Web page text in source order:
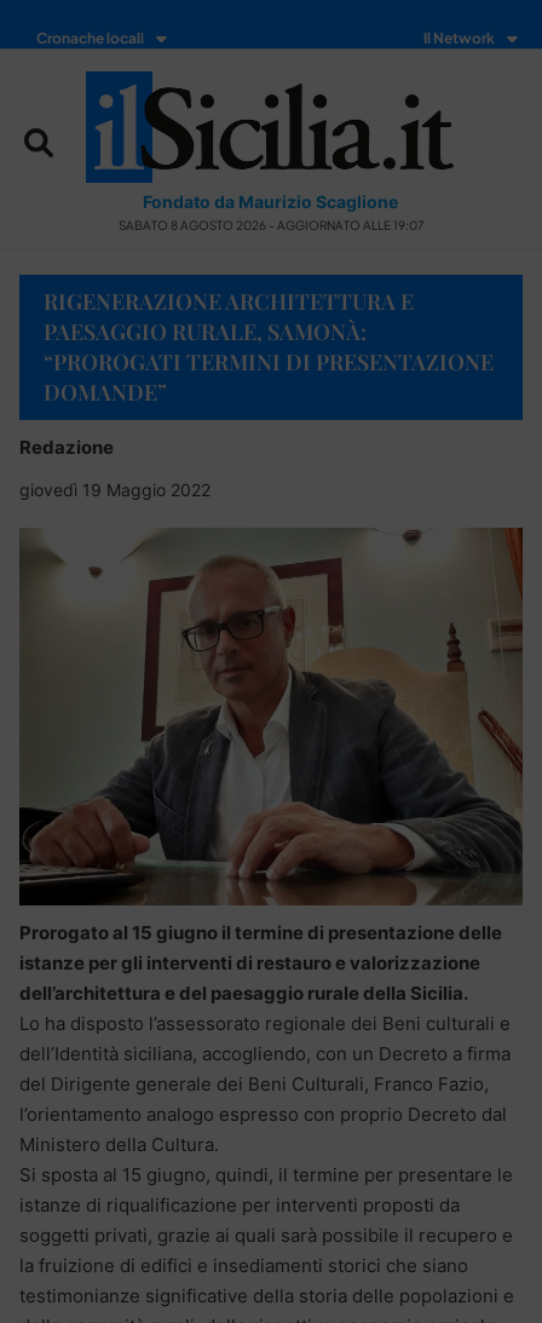
Cronache locali Il Network
Fondato da Maurizio Scaglione
SABATO 8 AGOSTO 2026 - AGGIORNATO ALLE 19:07
RIGENERAZIONE ARCHITETTURA E
PAESAGGIO RURALE, SAMONÀ:
“PROROGATI TERMINI DI PRESENTAZIONE
DOMANDE”
Redazione
giovedì 19 Maggio 2022
Prorogato al 15 giugno il termine di presentazione delle
istanze per gli interventi di restauro e valorizzazione
dell’architettura e del paesaggio rurale della Sicilia.
Lo ha disposto l’assessorato regionale dei Beni culturali e
dell’Identità siciliana, accogliendo, con un Decreto a firma
del Dirigente generale dei Beni Culturali, Franco Fazio,
l’orientamento analogo espresso con proprio Decreto dal
Ministero della Cultura.
Si sposta al 15 giugno, quindi, il termine per presentare le
istanze di riqualificazione per interventi proposti da
soggetti privati, grazie ai quali sarà possibile il recupero e
la fruizione di edifici e insediamenti storici che siano
testimonianze significative della storia delle popolazioni e